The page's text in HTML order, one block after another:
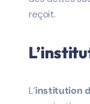
reçoit.
L’institution